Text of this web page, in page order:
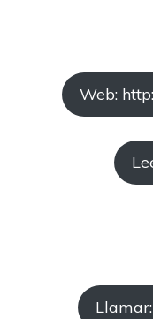
Web: